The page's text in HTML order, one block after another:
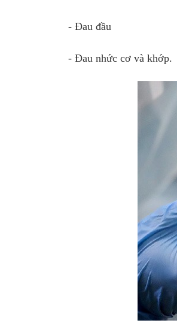
- Đau đầu
- Đau nhức cơ và khớp.